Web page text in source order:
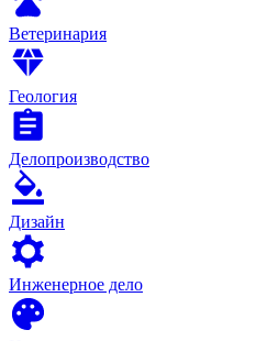
Ветеринария
Геология
Делопроизводство
Дизайн
Инженерное дело